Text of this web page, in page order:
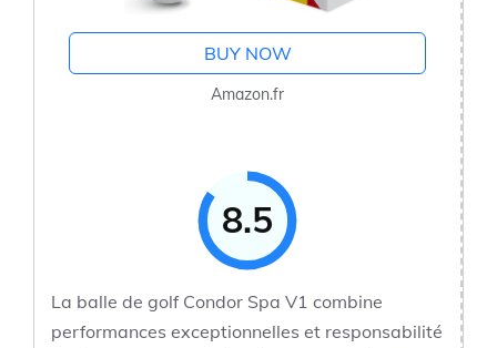
BUY NOW
Amazon.fr
8.5
La balle de golf Condor Spa V1 combine
performances exceptionnelles et responsabilité